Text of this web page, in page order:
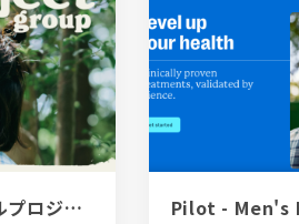
R.project（アールプロジェクト）グループ - 生きる力を、自然から。